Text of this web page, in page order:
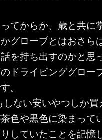
てからか、歳と共に
グローブとはおさら
を持ち出すのかと思
ドライビンググロー
。
ない安いやつしか買
色や黒色に染まって
していたことを記憶